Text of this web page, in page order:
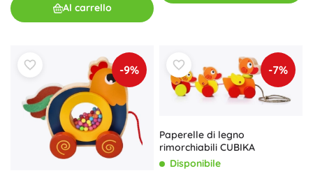
Al carrello
-9% -7%
Paperelle di legno
rimorchiabili CUBIKA
Disponibile